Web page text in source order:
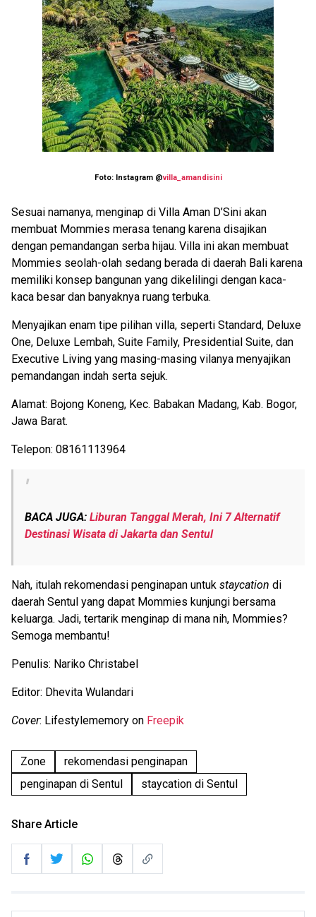
Foto: Instagram @villa_amandisini
Sesuai namanya, menginap di Villa Aman D’Sini akan
membuat Mommies merasa tenang karena disajikan
dengan pemandangan serba hijau. Villa ini akan membuat
Mommies seolah-olah sedang berada di daerah Bali karena
memiliki konsep bangunan yang dikelilingi dengan kaca-
kaca besar dan banyaknya ruang terbuka.
Menyajikan enam tipe pilihan villa, seperti Standard, Deluxe
One, Deluxe Lembah, Suite Family, Presidential Suite, dan
Executive Living yang masing-masing vilanya menyajikan
pemandangan indah serta sejuk.
Alamat: Bojong Koneng, Kec. Babakan Madang, Kab. Bogor,
Jawa Barat.
Telepon: 08161113964
BACA JUGA: Liburan Tanggal Merah, Ini 7 Alternatif
Destinasi Wisata di Jakarta dan Sentul
Nah, itulah rekomendasi penginapan untuk staycation di
daerah Sentul yang dapat Mommies kunjungi bersama
keluarga. Jadi, tertarik menginap di mana nih, Mommies?
Semoga membantu!
Penulis: Nariko Christabel
Editor: Dhevita Wulandari
Cover: Lifestylememory on Freepik
Zone
rekomendasi penginapan
penginapan di Sentul
staycation di Sentul
Share Article